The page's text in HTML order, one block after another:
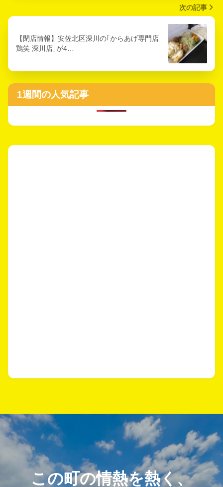
次の記事
【閉店情報】安佐北区深川の｢からあげ専門店
鶏笑 深川店｣が4…
1週間の人気記事
この町の情熱を熱く、